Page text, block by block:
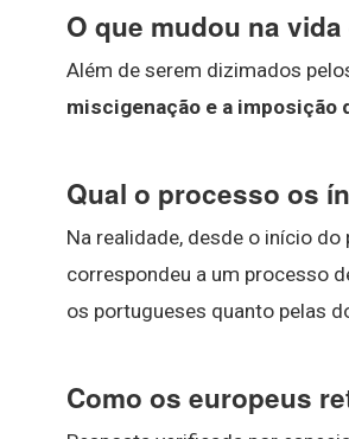
O que mudou na
Além de serem dizimados
miscigenação e a imposição
Qual o processo os
Na realidade, desde o início
correspondeu a um processo
os portugueses quanto pelas
Como os europeus